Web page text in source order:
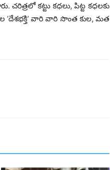
కట్టు కధలు, పిట్ట కధలకు
వారి వారి సొంత కుల, మత